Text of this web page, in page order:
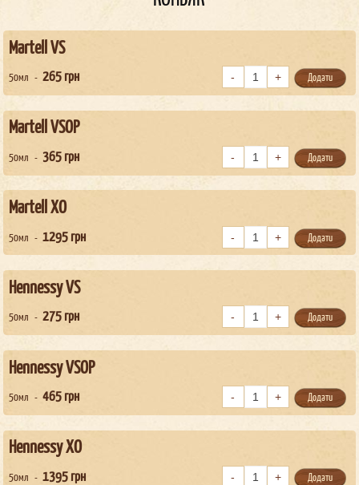
Martell VS
50мл 265 грн Додати
Martell VSOP
50мл 365 грн Додати
Martell XO
50мл 1295 грн Додати
Hennessy VS
50мл 275 грн Додати
Hennessy VSOP
50мл 465 грн Додати
Hennessy XO
50мл 1395 грн Додати